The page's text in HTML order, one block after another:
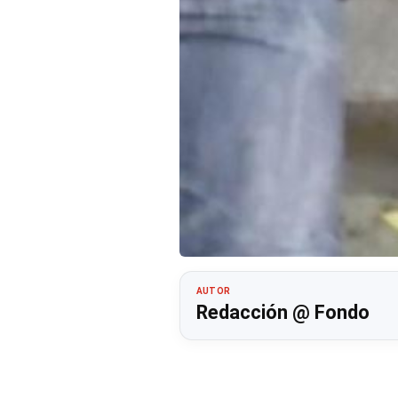
AUTOR
Redacción @ Fondo